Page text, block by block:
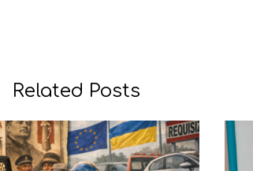
Related Posts